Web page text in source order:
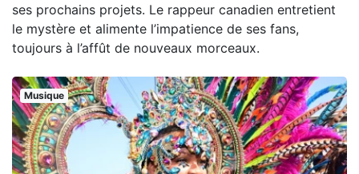
ses prochains projets. Le rappeur canadien entretient
le mystère et alimente l’impatience de ses fans,
toujours à l’affût de nouveaux morceaux.
Musique